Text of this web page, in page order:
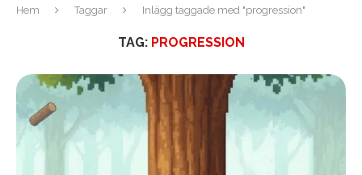
Hem Taggar Inlägg taggade med "progression"
TAG: PROGRESSION